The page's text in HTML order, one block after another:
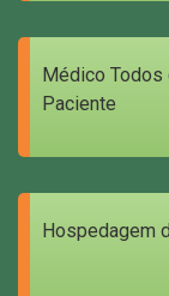
Médico Todos
Paciente
Hospedagem